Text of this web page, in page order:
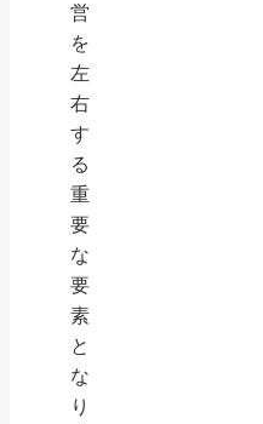
営
を
左
右
す
る
重
要
な
要
素
と
な
り